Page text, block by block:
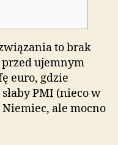
to brak
ujemnym
euro, gdzie
PMI (nieco w
ale mocno